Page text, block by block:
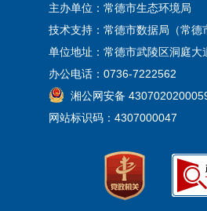
主办单位：常德市生态环境局
技术支持：常德市数据局（常德
单位地址：常德市武陵区洞庭大
办公电话：0736-7222562
湘公网安备
网站标识码：4307000047